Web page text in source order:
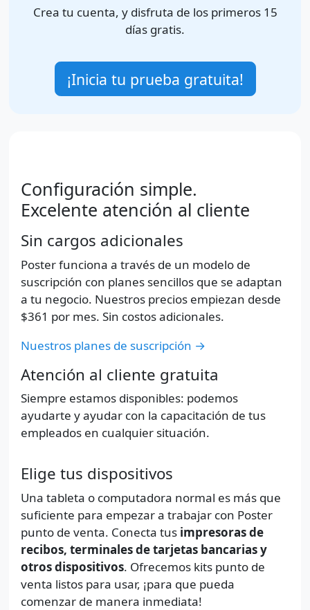
Crea tu cuenta, y disfruta de los primeros 15
días gratis.
¡Inicia tu prueba gratuita!
Configuración simple.
Excelente atención al cliente
Sin cargos adicionales
Poster funciona a través de un modelo de
suscripción con planes sencillos que se adaptan
a tu negocio. Nuestros precios empiezan desde
$361 por mes. Sin costos adicionales.
Nuestros planes de suscripción →
Atención al cliente gratuita
Siempre estamos disponibles: podemos
ayudarte y ayudar con la capacitación de tus
empleados en cualquier situación.
Elige tus dispositivos
Una tableta o computadora normal es más que
suficiente para empezar a trabajar con Poster
punto de venta. Conecta tus impresoras de
recibos, terminales de tarjetas bancarias y
otros dispositivos. Ofrecemos kits punto de
venta listos para usar, ¡para que pueda
comenzar de manera inmediata!